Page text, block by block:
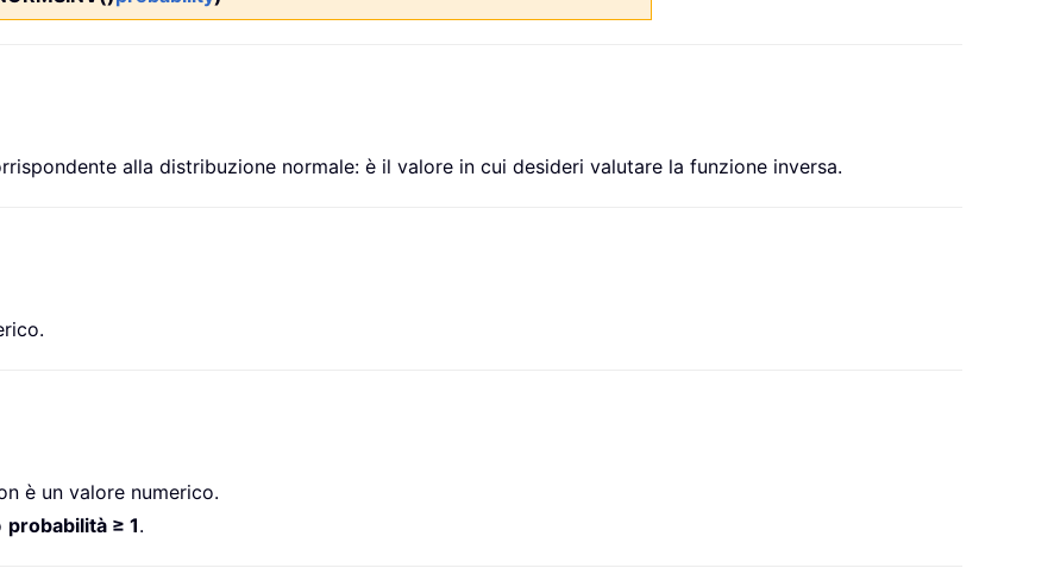
alla distribuzione normale: è il valore in cui desideri valutare la funzione inversa.
è un valore numerico.
probabilità ≥ 1.